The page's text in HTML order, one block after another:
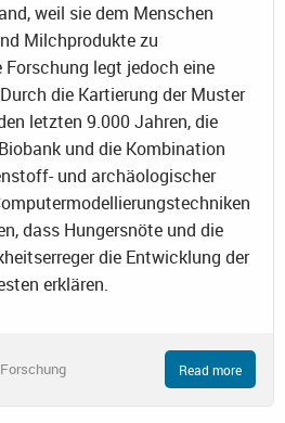
weil sie dem Menschen
Milchprodukte zu
Forschung legt jedoch eine
die Kartierung der Muster
letzten 9.000 Jahren, die
und die Kombination
und archäologischer
dass Hungersnöte und die
die Entwicklung der
erklären.
Forschung Read more